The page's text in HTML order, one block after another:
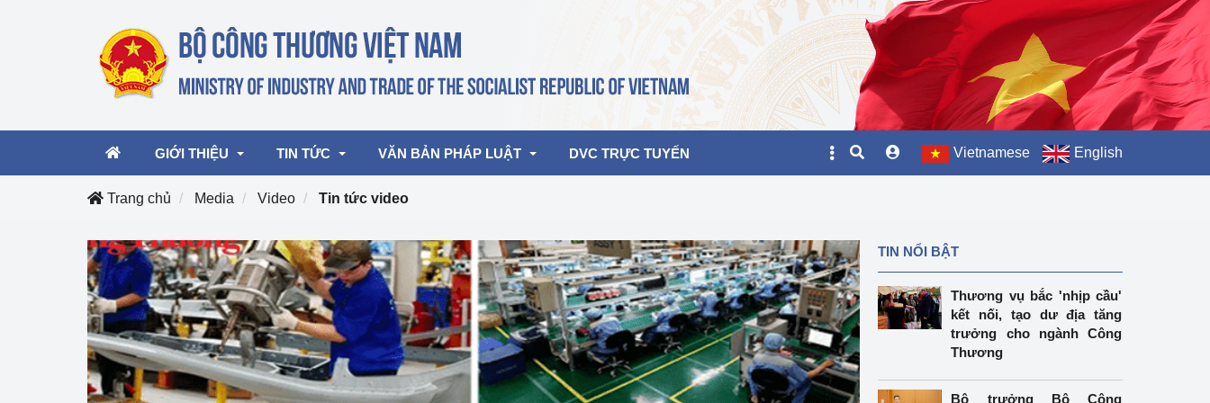
GIỚI THIỆU
Lãnh đạo Bộ
Chức năng nhiệm vụ
Cơ cấu tổ chức
TIN TỨC
Hoạt động
Hoạt động của lãnh đạo Đảng, Nhà
nước
Hoạt động của Lãnh đạo Bộ
Hoạt động của các đơn vị
Giải thưởng Công nghiệp, Thương
mại, Dịch vụ Việt Nam 2026
Công Thương 57
Hoạt động của Bộ trưởng
VĂN BẢN PHÁP LUẬT
Văn bản pháp quy
Văn bản điều hành
Văn bản hợp nhất
DVC TRỰC TUYẾN Vietnamese English
Trang chủ Media Video Tin tức video
TIN NỔI BẬT
Thương vụ bắc 'nhịp cầu'
kết nối, tạo dư địa tăng
trưởng cho ngành Công
Thương
Bộ trưởng Bộ Công